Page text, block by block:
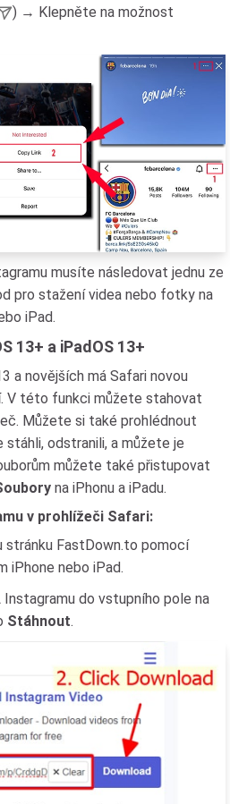
) → Klepněte na možnost
musíte následovat jednu ze
pro stažení videa nebo fotky na
iPad.
13+ a iPadOS 13+
a novějších má Safari novou
. V této funkci můžete stahovat
Můžete si také prohlédnout
odstranili, a můžete je
můžete také přistupovat
na iPhonu a iPadu.
v prohlížeči Safari:
stránku FastDown.to pomocí
iPhone nebo iPad.
Instagramu do vstupního pole na
Stáhnout.